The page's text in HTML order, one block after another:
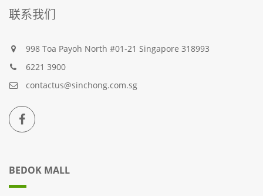
联系我们
998 Toa Payoh North #01-21 Singapore 318993
6221 3900
contactus@sinchong.com.sg
BEDOK MALL